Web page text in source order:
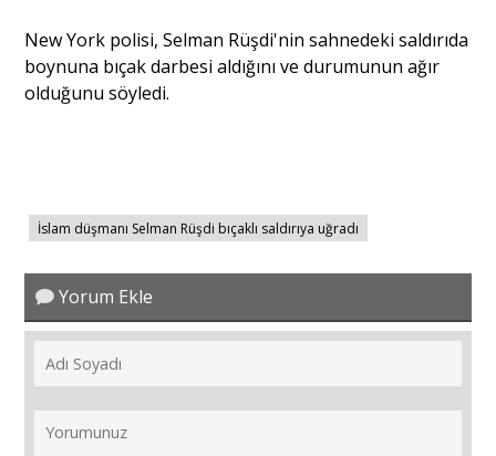
New York polisi, Selman Rüşdi'nin sahnedeki saldırıda
boynuna bıçak darbesi aldığını ve durumunun ağır
olduğunu söyledi.
İslam düşmanı Selman Rüşdi bıçaklı saldırıya uğradı
Yorum Ekle